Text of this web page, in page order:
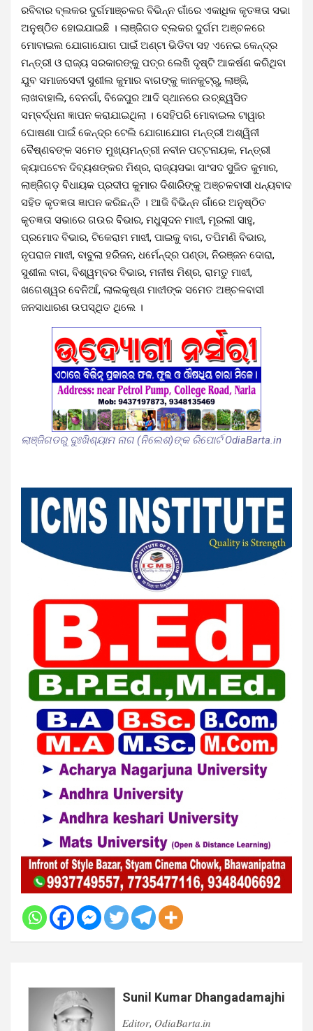
ରବିବାର ବ୍ଲକର ଦୁର୍ଗମାଞ୍ଚଳର ବିଭିନ୍ନ ଗାଁରେ ଏକାଧିକ କୃତଜ୍ଞତା ସଭା
ଅନୁଷ୍ଠିତ ହୋଇଯାଇଛି । ଲାଞ୍ଜିଗଡ ବ୍ଲକର ଦୁର୍ଗମ ଅଞ୍ଚଳରେ
ମୋବାଇଲ ଯୋଗାଯୋଗ ପାଇଁ ଅଣ୍ଟା ଭିଡିବା ସହ ଏନେଇ କେନ୍ଦ୍ର
ମନ୍ତ୍ରୀ ଓ ରାଜ୍ୟ ସରକାରଙ୍କୁ ପତ୍ର ଲେଖି ଦୃଷ୍ଟି ଆକର୍ଷଣ କରିଥିବା
ଯୁବ ସମାଜସେବୀ ସୁଶୀଲ କୁମାର ବାଗଙ୍କୁ କାନକୁଟ୍ରୁ, ଲାଞ୍ଜି,
ଲାଖବାହାଲି, ବେନଗାଁ, ବିଜେପୁର ଆଦି ସ୍ଥାନରେ ଉଚ୍ଛ୍ୱସିତ
ସମ୍ବର୍ଦ୍ଧନା ଜ୍ଞାପନ କରାଯାଇଥିଲା । ସେହିପରି ମୋବାଇଲ ଟାୱାର
ଘୋଷଣା ପାଇଁ କେନ୍ଦ୍ର ଟେଲି ଯୋଗାଯୋଗ ମନ୍ତ୍ରୀ ଅଶ୍ୱିନୀ
ବୈଷ୍ଣବଙ୍କ ସମେତ ମୁଖ୍ୟମନ୍ତ୍ରୀ ନବୀନ ପଟ୍ଟନାୟକ, ମନ୍ତ୍ରୀ
କ୍ୟାପଟେନ ଦିବ୍ୟଶଙ୍କର ମିଶ୍ର, ରାଜ୍ୟସଭା ସାଂସଦ ସୁଜିତ କୁମାର,
ଲାଞ୍ଜିଗଡ଼ ବିଧାୟକ ପ୍ରଦୀପ କୁମାର ଦିଶାରିଙ୍କୁ ଅଞ୍ଚଳବାସୀ ଧନ୍ୟବାଦ
ସହିତ କୃତଜ୍ଞତା ଜ୍ଞାପନ କରିଛନ୍ତି । ଆଜି ବିଭିନ୍ନ ଗାଁରେ ଅନୁଷ୍ଠିତ
କୃତଜ୍ଞତା ସଭାରେ ଗଉର ବିଭାର, ମଧୁସୂଦନ ମାଝୀ, ମୂରଲୀ ସାହୁ,
ପ୍ରମୋଦ ବିଭାର, ଟିକେରାମ ମାଝୀ, ପାଇକୁ ବାଗ, ତପିମଣି ବିଭାର,
ନୃପରାଜ ମାଝୀ, ବାବୁଲା ହରିଜନ, ଧର୍ମେନ୍ଦ୍ର ପଣ୍ଡା, ନିରଞ୍ଜନ ଦୋରା,
ସୁଶୀଲ ବାଗ, ବିଶ୍ୱମ୍ବର ବିଭାର, ମନୀଷ ମିଶ୍ର, ରାମତୁ ମାଝୀ,
ଖଗେଶ୍ୱର ବେନିଆଁ, ଲାଲକୃଷ୍ଣ ମାଝୀଙ୍କ ସମେତ ଅଞ୍ଚଳବାସୀ
ଜନସାଧାରଣ ଉପସ୍ଥିତ ଥିଲେ ।
ଲାଞ୍ଜିଗଡରୁ ଦୁଃଖିଶ୍ୟାମ ନାଗ (ନିଲେଶ)ଙ୍କ ରିପୋର୍ଟ OdiaBarta.in
Sunil Kumar Dhangadamajhi
𝐸𝑑𝑖𝑡𝑜𝑟, 𝑂𝑑𝑖𝑎𝐵𝑎𝑟𝑡𝑎.𝑖𝑛